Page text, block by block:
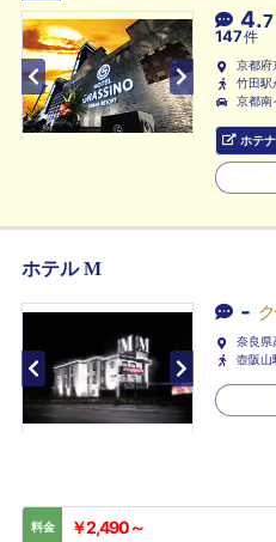
4.7
147件
京都府
81-1
竹田駅
京都南
ホテ
ホテル M
-
奈良県
壺阪山
料金 ￥2,490～